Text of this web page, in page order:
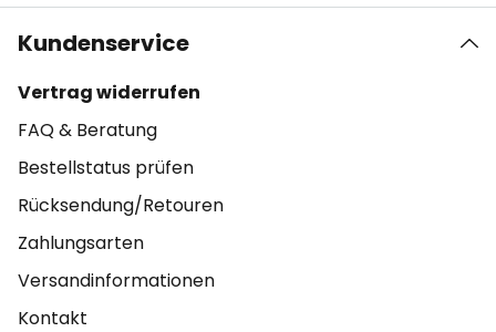
Kundenservice
Vertrag widerrufen
FAQ & Beratung
Bestellstatus prüfen
Rücksendung/Retouren
Zahlungsarten
Versandinformationen
Kontakt